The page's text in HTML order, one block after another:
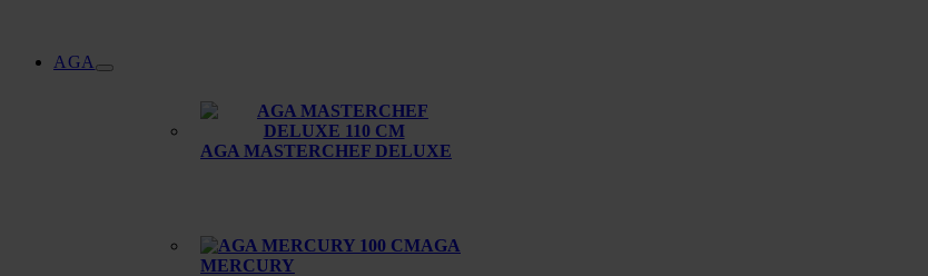
AGA
AGA MASTERCHEF DELUXE
AGA
MERCURY